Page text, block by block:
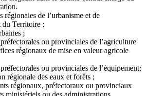
régionales de l’urbanisme et de
du Territoire ;
;
ou provinciales de l’agriculture
régionaux de mise en valeur agricole
ou provinciales de l’équipement;
régionale des eaux et forêts ;
régionaux, préfectoraux ou provinciaux